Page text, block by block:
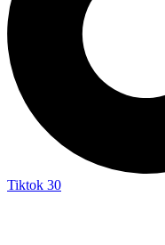
Tiktok 30